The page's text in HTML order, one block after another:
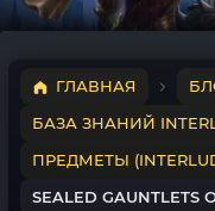
ГЛАВНАЯ
БАЗА ЗНАНИЙ
ПРЕДМЕТЫ
SEALED GAUNTLETS